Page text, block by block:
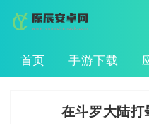
首页 手游下载
在斗罗大陆